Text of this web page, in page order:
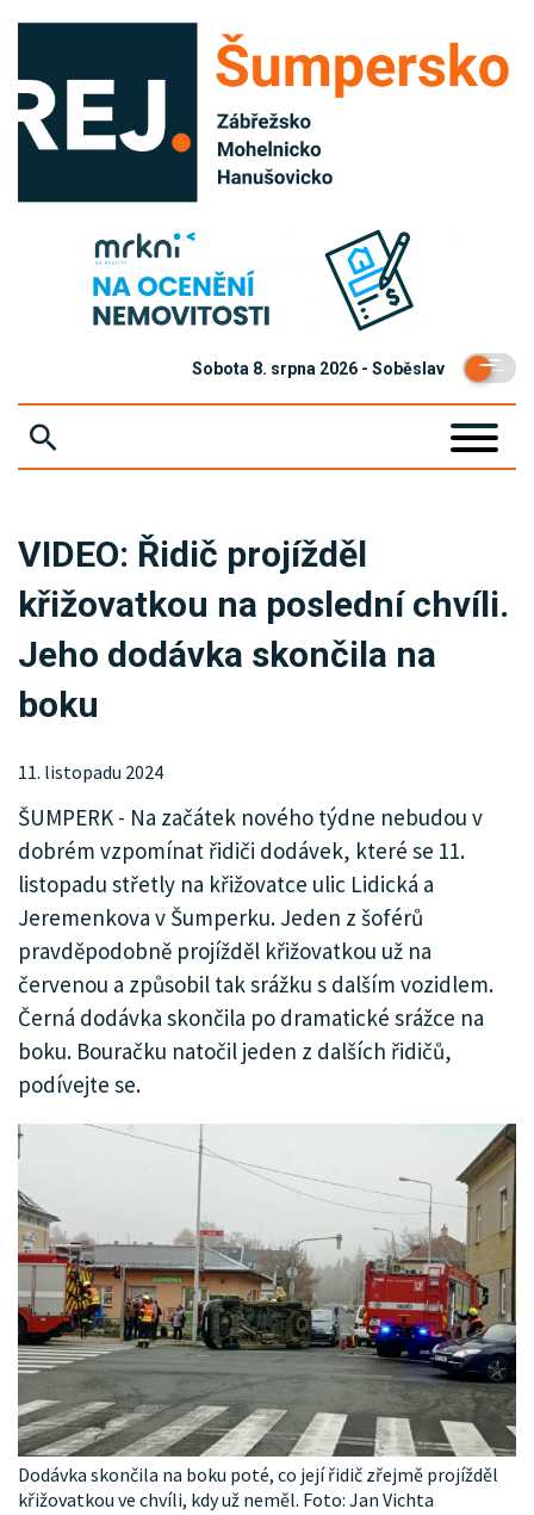
Sobota 8. srpna 2026 - Soběslav
KRIMI
SPORT
KULTURA
SPOLEČNOST
MHD
MENU
INZERCE
ARCHIV
KATALOG FIREM
VIDEO: Řidič projížděl
křižovatkou na poslední chvíli.
Jeho dodávka skončila na
boku
11. listopadu 2024
ŠUMPERK - Na začátek nového týdne nebudou v
dobrém vzpomínat řidiči dodávek, které se 11.
listopadu střetly na křižovatce ulic Lidická a
Jeremenkova v Šumperku. Jeden z šoférů
pravděpodobně projížděl křižovatkou už na
červenou a způsobil tak srážku s dalším vozidlem.
Černá dodávka skončila po dramatické srážce na
boku. Bouračku natočil jeden z dalších řidičů,
podívejte se.
Dodávka skončila na boku poté, co její řidič zřejmě projížděl
křižovatkou ve chvíli, kdy už neměl. Foto: Jan Vichta